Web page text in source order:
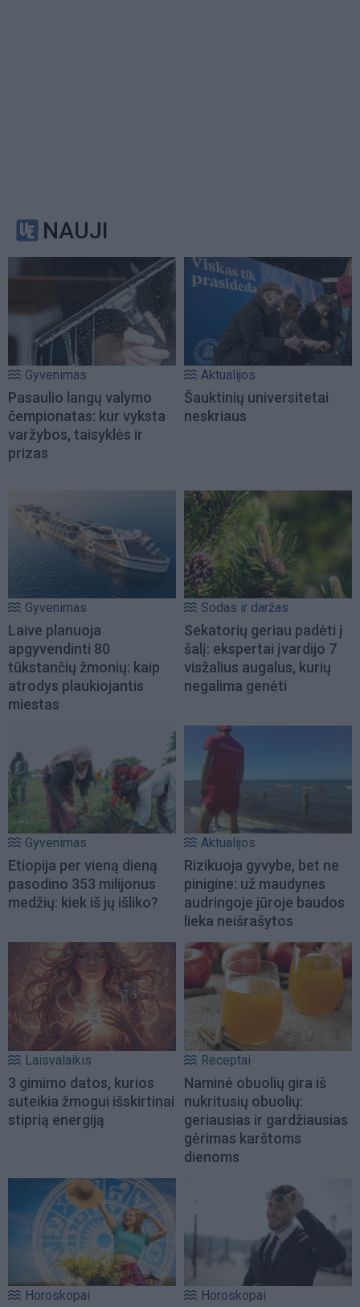
NAUJI
Gyvenimas
Pasaulio langų valymo
čempionatas: kur vyksta
varžybos, taisyklės ir
prizas
Aktualijos
Šauktinių universitetai
neskriaus
Gyvenimas
Laive planuoja
apgyvendinti 80
tūkstančių žmonių: kaip
atrodys plaukiojantis
miestas
Sodas ir daržas
Sekatorių geriau padėti į
šalį: ekspertai įvardijo 7
visžalius augalus, kurių
negalima genėti
Gyvenimas
Etiopija per vieną dieną
pasodino 353 milijonus
medžių: kiek iš jų išliko?
Aktualijos
Rizikuoja gyvybe, bet ne
pinigine: už maudynes
audringoje jūroje baudos
lieka neišrašytos
Laisvalaikis
3 gimimo datos, kurios
suteikia žmogui išskirtinai
stiprią energiją
Receptai
Naminė obuolių gira iš
nukritusių obuolių:
geriausias ir gardžiausias
gėrimas karštoms
dienoms
Horoskopai Horoskopai